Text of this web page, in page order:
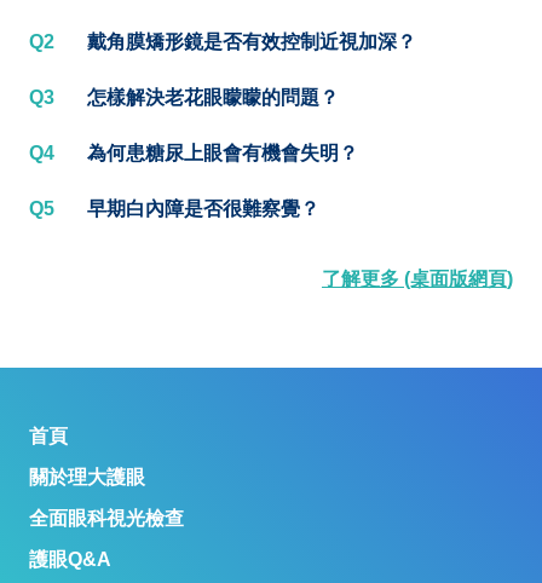
Q2 戴角膜矯形鏡是否有效控制近視加深？
Q3 怎樣解決老花眼矇矇的問題？
Q4 為何患糖尿上眼會有機會失明？
Q5 早期白內障是否很難察覺？
了解更多 (桌面版網頁)
首頁
關於理大護眼
全面眼科視光檢查
護眼Q&A